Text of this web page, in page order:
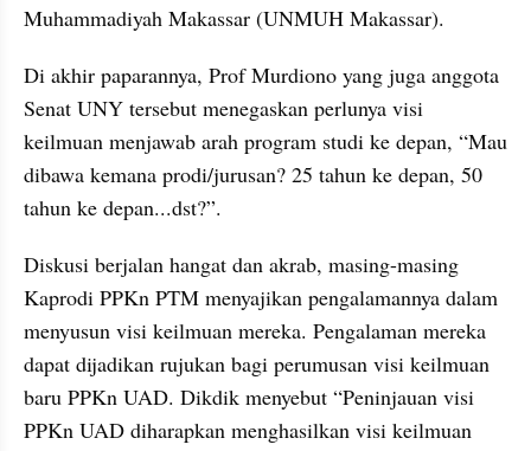
Muhammadiyah Makassar (UNMUH Makassar).
Di akhir paparannya, Prof Murdiono yang juga anggota
Senat UNY tersebut menegaskan perlunya visi
keilmuan menjawab arah program studi ke depan, “Mau
dibawa kemana prodi/jurusan? 25 tahun ke depan, 50
tahun ke depan...dst?”.
Diskusi berjalan hangat dan akrab, masing-masing
Kaprodi PPKn PTM menyajikan pengalamannya dalam
menyusun visi keilmuan mereka. Pengalaman mereka
dapat dijadikan rujukan bagi perumusan visi keilmuan
baru PPKn UAD. Dikdik menyebut “Peninjauan visi
PPKn UAD diharapkan menghasilkan visi keilmuan